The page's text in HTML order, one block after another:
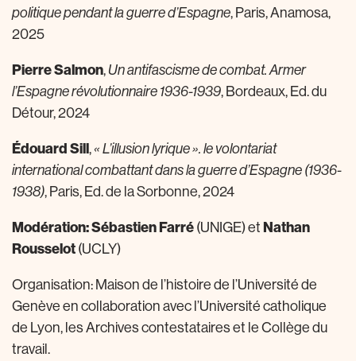
politique pendant la guerre d’Espagne, Paris, Anamosa,
2025
Pierre Salmon, Un antifascisme de combat. Armer
l’Espagne révolutionnaire 1936-1939, Bordeaux, Ed. du
Détour, 2024
Édouard Sill,« L’illusion lyrique ». le volontariat
international combattant dans la guerre d’Espagne (1936-
1938), Paris, Ed. de la Sorbonne, 2024
Modération: Sébastien Farré (UNIGE) et Nathan
Rousselot (UCLY)
Organisation: Maison de l’histoire de l’Université de
Genève en collaboration avec l’Université catholique
de Lyon, les Archives contestataires et le Collège du
travail.